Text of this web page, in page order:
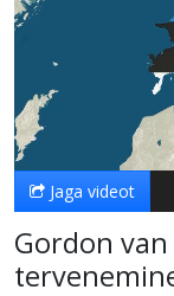
Jaga videot
Gordon